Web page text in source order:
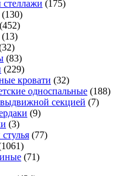
стеллажи (175)
(130)
(452)
(13)
(83)
(229)
кровати (32)
односпальные (188)
секцией (7)
(9)
(3)
(77)
(71)